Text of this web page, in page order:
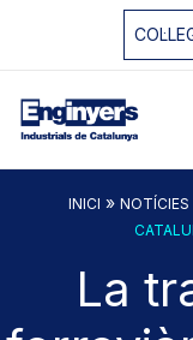
INICI » NOTÍCIES
La